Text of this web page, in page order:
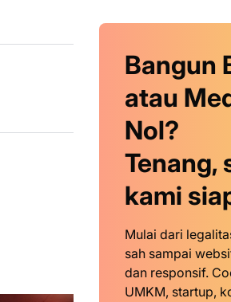
Bangun
atau
Nol?
Tenang,
kami
Mulai dari
sah sampai
dan responsif.
UMKM, startup,